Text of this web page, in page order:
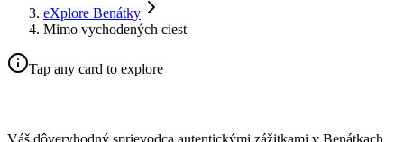
eXplore Benátky
Mimo vychodených ciest
Tap any card to explore
Váš dôveryhodný sprievodca autentickými zážitkami v Benátkach.